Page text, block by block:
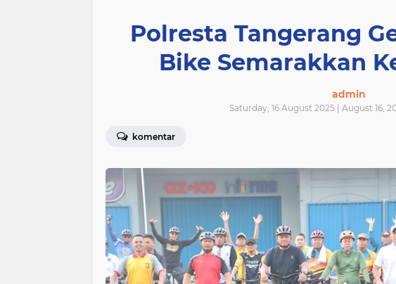
Polresta Tangerang
Bike Semarakkan
admin
Saturday, 16 August 2025 | August 16,
komentar